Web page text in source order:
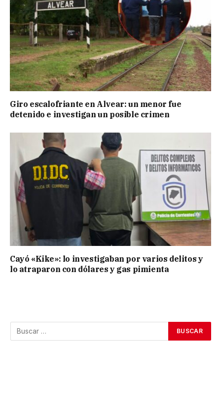
Giro escalofriante en Alvear: un menor fue
detenido e investigan un posible crimen
Cayó «Kike»: lo investigaban por varios delitos y
lo atraparon con dólares y gas pimienta